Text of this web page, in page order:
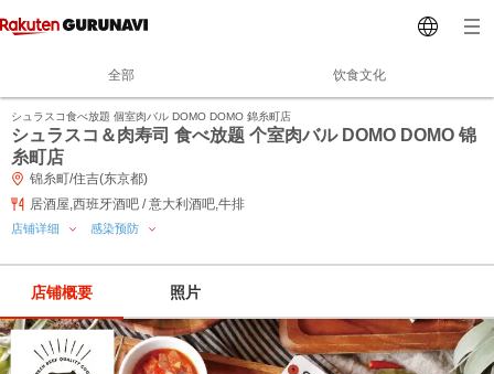
全部 饮食文化
シュラスコ食べ放題 個室肉バル DOMO DOMO 錦糸町店
シュラスコ＆肉寿司 食べ放题 个室肉バル DOMO DOMO 锦
糸町店
锦糸町/住吉(东京都)
居酒屋,西班牙酒吧 / 意大利酒吧,牛排
店铺详细 感染预防
店铺概要 照片